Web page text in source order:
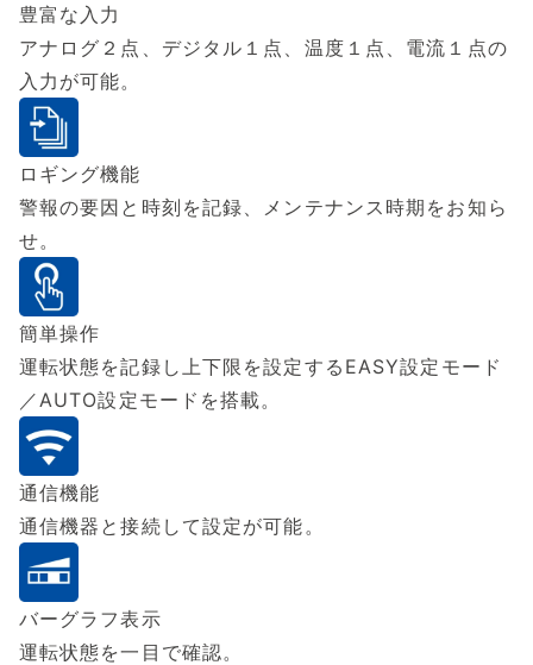
豊富な入力
アナログ２点、デジタル１点、温度１点、電流１点の
入力が可能。
ロギング機能
警報の要因と時刻を記録、メンテナンス時期をお知ら
せ。
簡単操作
運転状態を記録し上下限を設定するEASY設定モード
／AUTO設定モードを搭載。
通信機能
通信機器と接続して設定が可能。
バーグラフ表示
運転状態を一目で確認。